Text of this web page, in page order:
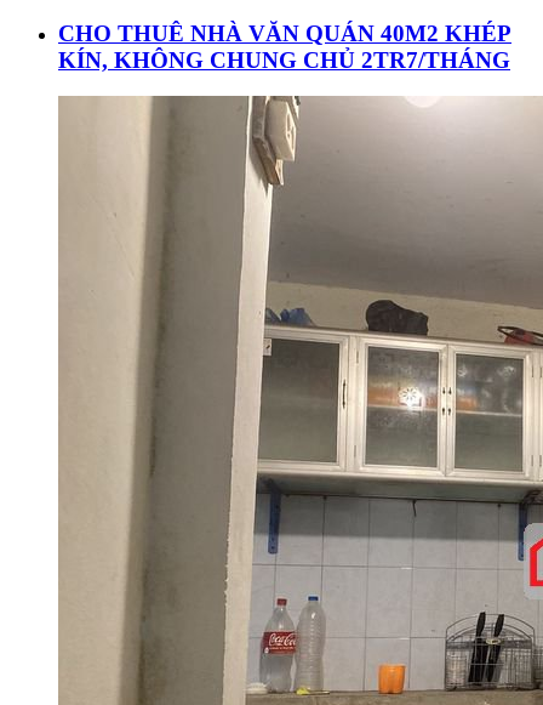
CHO THUÊ NHÀ VĂN QUÁN 40M2 KHÉP
KÍN, KHÔNG CHUNG CHỦ 2TR7/THÁNG